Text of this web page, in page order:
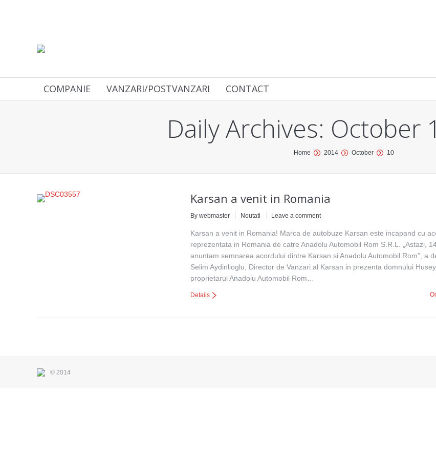
COMPANIE VANZARI/POSTVANZARI CONTACT
Daily Archives: October
Home 2014 October 10
Karsan a venit in Romania
By webmaster Noutati Leave a comment
Karsan a venit in Romania! Marca de autobuze Karsan este incapand cu
reprezentata in Romania de catre Anadolu Automobil Rom S.R.L. „Astazi,
anuntam semnarea acordului dintre Karsan si Anadolu Automobil Rom”, a
Selim Aydinlioglu, Director de Vanzari al Karsan in prezenta domnului
proprietarul Anadolu Automobil Rom…
Details
© 2014